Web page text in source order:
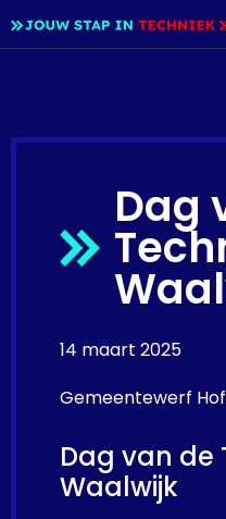
Dag
14 maart 2025
Gemeentewerf
Dag van de
Waalwijk